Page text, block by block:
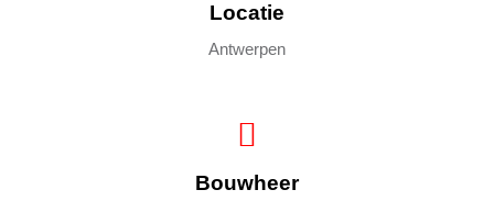
Locatie
Antwerpen
Bouwheer